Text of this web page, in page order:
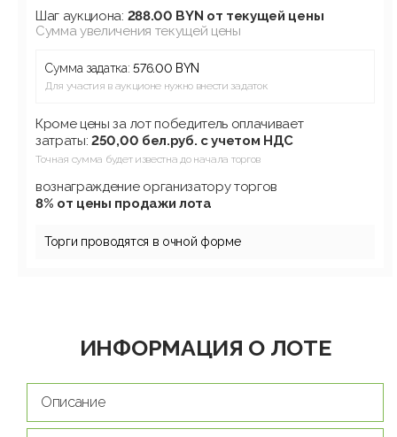
Шаг аукциона: 288.00 BYN от текущей цены
Сумма увеличения текущей цены
Сумма задатка:576.00 BYN
Для участия в аукционе нужно внести задаток
Кроме цены за лот победитель оплачивает
затраты:250,00 бел.руб. с учетом НДС
Точная сумма будет известна до начала торгов
вознаграждение организатору торгов
8% от цены продажи лота
Торги проводятся в очной форме
ИНФОРМАЦИЯ О ЛОТЕ
Описание